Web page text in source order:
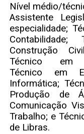
Nível médio/
Assistente
especialidade;
Construção
Técnico em
Técnico em
Informática;
Produção de
Comunicação
Trabalho; e
de Libras.